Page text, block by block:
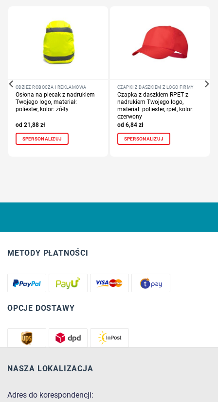
ODZIEŻ ROBOCZA I REKLAMOWA
Osłona na plecak z nadrukiem
Twojego logo, materiał:
poliester, kolor: żółty
21,88 zł
SPERSONALIZUJ
CZAPKI Z DASZKIEM Z LOGO FIRMY
Czapka z daszkiem RPET z
nadrukiem Twojego logo,
materiał: poliester, rpet, kolor:
czerwony
6,84 zł
SPERSONALIZUJ
METODY PŁATNOŚCI
OPCJE DOSTAWY
NASZA LOKALIZACJA
Adres do korespondencji: